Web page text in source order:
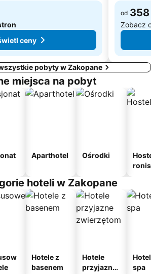
ceny
od 358
Zobacz
pobyty w Zakopane
miejsca na pobyt
Aparthotel Ośrodki
hoteli w Zakopane
Hotele z
basenem
Hotele
przyjazne
spa